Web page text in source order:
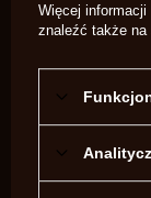
OPINIE O
VOLUNTEER,
Więcej
znaleźć także na